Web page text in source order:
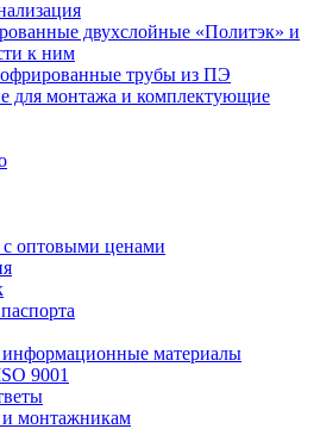
двухслойные «Политэк» и
к ним
трубы из ПЭ
для монтажа и комплектующие
оптовыми ценами
материалы
9001
монтажникам